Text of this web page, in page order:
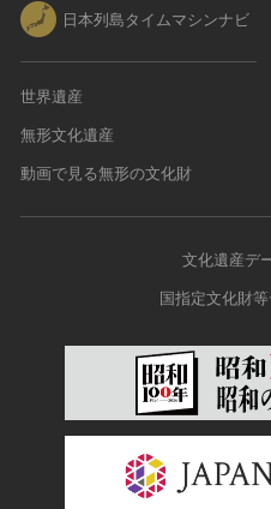
日本列島タイムマシンナビ
世界遺産
無形文化遺産
動画で見る無形の文化財
文化遺産デ
国指定文化財